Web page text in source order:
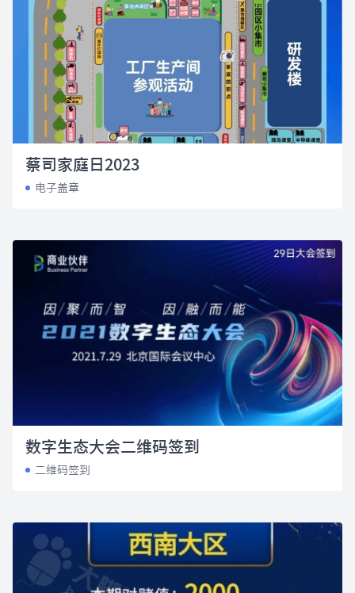
蔡司家庭日2023
电子盖章
数字生态大会二维码签到
二维码签到